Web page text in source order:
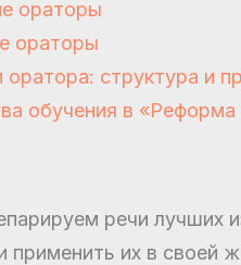
ораторы
ораторы
оратора: структура и
обучения в
речи лучших
применить их в своей